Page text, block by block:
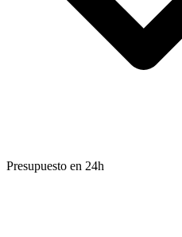
Presupuesto en 24h